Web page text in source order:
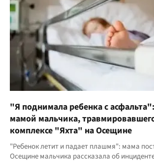
"Я поднимала ребенка с
мамой мальчика,
комплексе "Яхта" на Осещине
"Ребенок летит и падает плашмя": мама
Осещине мальчика рассказала об